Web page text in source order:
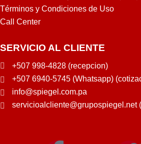
Términos y Condiciones de Uso
Call Center
SERVICIO AL CLIENTE
+507 998-4828 (recepcion)
+507 6940-5745 (Whatsapp)
info@spiegel.com.pa
servicioalcliente@grupospiegel.net